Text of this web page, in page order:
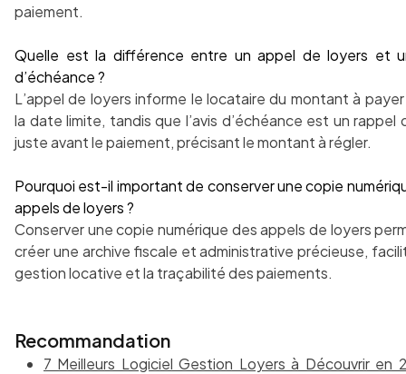
paiement.
Quelle est la différence entre un appel de loyers et
d’échéance ?
L’appel de loyers informe le locataire du montant à
la date limite, tandis que l’avis d’échéance est un rappel
juste avant le paiement, précisant le montant à régler.
Pourquoi est-il important de conserver une copie
appels de loyers ?
Conserver une copie numérique des appels de loyers
créer une archive fiscale et administrative précieuse,
gestion locative et la traçabilité des paiements.
Recommandation
7 Meilleurs Logiciel Gestion Loyers à Découvrir en